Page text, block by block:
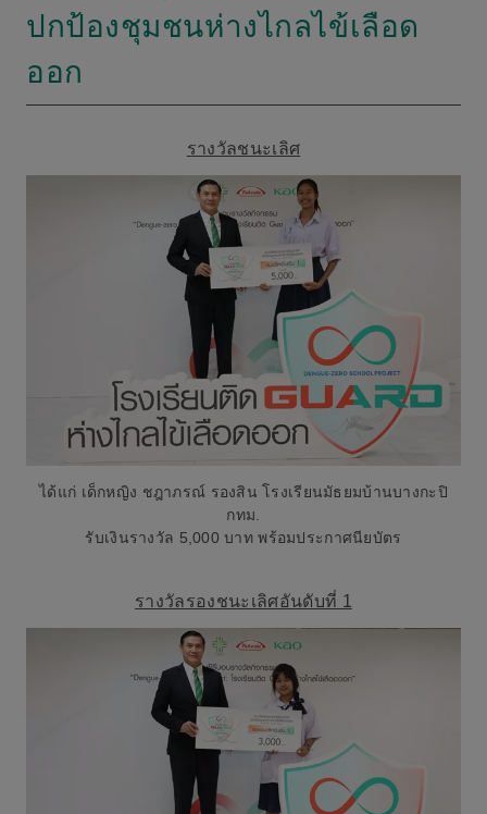
ปกป้องชุมชนห่างไกลไข้เลือด
ออก
รางวัลชนะเลิศ
ได้แก่ เด็กหญิง ชฎาภรณ์ รองสิน โรงเรียนมัธยมบ้านบางกะปิ
กทม.
รับเงินรางวัล 5,000 บาท พร้อมประกาศนียบัตร
รางวัลรองชนะเลิศอันดับที่ 1